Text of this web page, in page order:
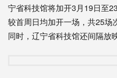
宁省科技馆将加开3月19日至
较首周日均加开一场，共25场
同时，辽宁省科技馆还间隔放